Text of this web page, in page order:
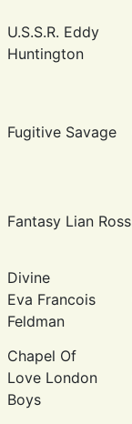
U.S.S.R. Eddy
Huntington
Fugitive Savage
Fantasy Lian Ross
Divine
Eva Francois
Feldman
Chapel Of
Love London
Boys